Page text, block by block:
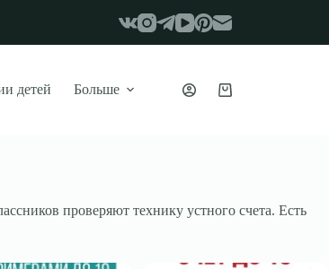
детей Больше Корзина
проверяют технику устного счета. Есть